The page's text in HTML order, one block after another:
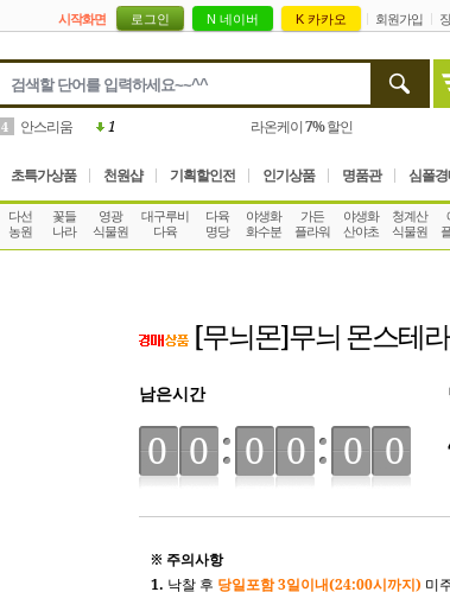
시작화면 회원가입
5 고사리 1 꽃피는 길목10%할인
초특가상품 천원샵 기획할인전 인기상품 명품관 심폴
다선
농원
꽃들
나라
영광
식물원
대구루비
다육
다육
명당
야생화
화수분
가든
플라워
야생화
산야초
청계산
식물원
[무늬몬]무늬 몬스테
남은시간
00 00 00
※ 주의사항
1. 낙찰 후 당일포함 3일이내(24:00시까지) 미